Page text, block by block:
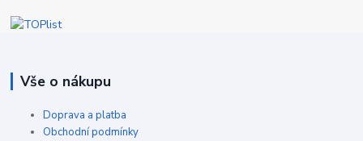
Vše o nákupu
Doprava a platba
Obchodní podmínky